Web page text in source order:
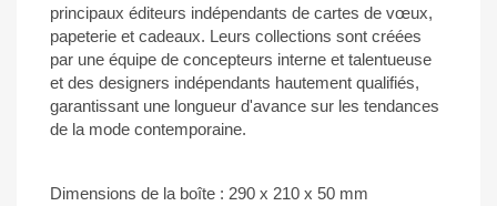
principaux éditeurs indépendants de cartes de vœux,
papeterie et cadeaux. Leurs collections sont créées
par une équipe de concepteurs interne et talentueuse
et des designers indépendants hautement qualifiés,
garantissant une longueur d'avance sur les tendances
de la mode contemporaine.
Dimensions de la boîte : 290 x 210 x 50 mm